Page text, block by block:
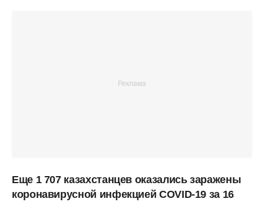
Еще 1 707 казахстанцев оказались заражены
коронавирусной инфекцией COVID-19 за 16